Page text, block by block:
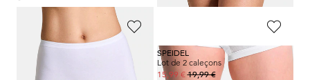
SPEIDEL
Lot de 2 caleçons
19,99 €
SPEIDEL
Lot de 2 caleçons
15,99 €19,99 €